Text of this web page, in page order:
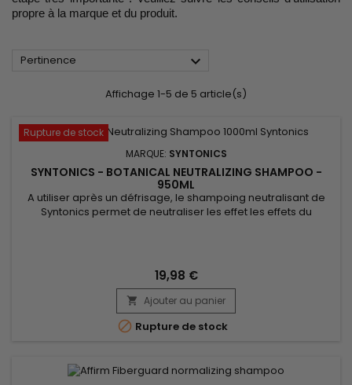
propre à la marque et du produit.
Pertinence 
Affichage 1-5 de 5 article(s)
Rupture de stock
MARQUE: SYNTONICS
SYNTONICS - BOTANICAL NEUTRALIZING SHAMPOO -
950ML
A utiliser après un défrisage, le shampoing neutralisant de
Syntonics permet de neutraliser les effet les effets du
et revitalise vos cheveux.&nbsp; Cette formule exclusive
contient des...
19,98 €
 Ajouter au panier
 Rupture de stock